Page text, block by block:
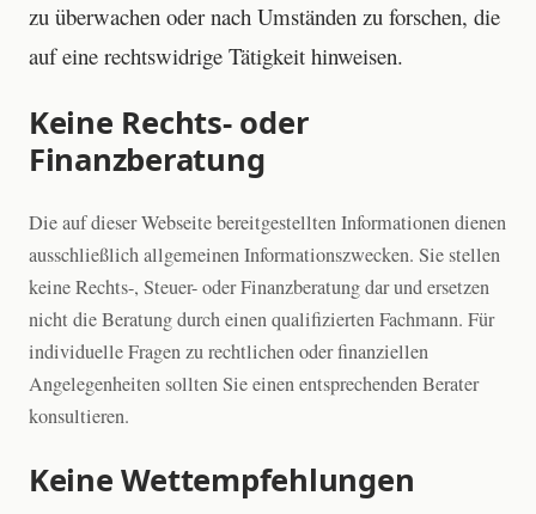
zu überwachen oder nach Umständen zu forschen, die
auf eine rechtswidrige Tätigkeit hinweisen.
Keine Rechts- oder
Finanzberatung
Die auf dieser Webseite bereitgestellten Informationen dienen
ausschließlich allgemeinen Informationszwecken. Sie stellen
keine Rechts-, Steuer- oder Finanzberatung dar und ersetzen
nicht die Beratung durch einen qualifizierten Fachmann. Für
individuelle Fragen zu rechtlichen oder finanziellen
Angelegenheiten sollten Sie einen entsprechenden Berater
konsultieren.
Keine Wettempfehlungen